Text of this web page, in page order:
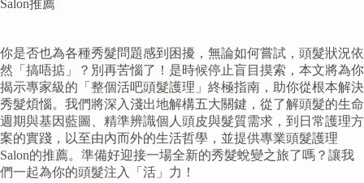
Salon推薦
你是否也為各種秀髮問題感到困擾，無論如何嘗試，頭髮狀況依
然「搞唔掂」？別再苦惱了！是時候停止盲目摸索，本文將為你
揭示專家級的「整個活吧頭髮護理」終極指南，助你從根本解決
秀髮煩惱。我們將深入淺出地解構五大關鍵，從了解頭髮的生命
週期與基因藍圖、精準辨識個人頭皮與髮質需求，到日常護理方
案的實踐，以至由內而外的生活哲學，並提供專業頭髮護理
Salon的推薦。準備好迎接一場全新的秀髮蛻變之旅了嗎？讓我
們一起為你的頭髮注入「活」力！